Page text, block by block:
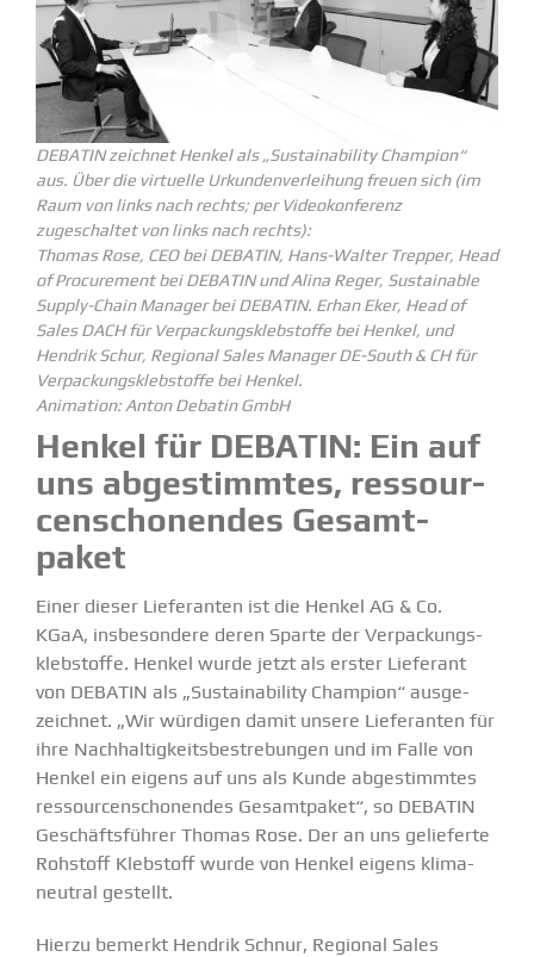
DEBATIN zeichnet Henkel als „Sustaina­bility Champion“
aus. Über die virtuelle Urkun­den­ver­leihung freuen sich (im
Raum von links nach rechts; per Video­kon­ferenz
zugeschaltet von links nach rechts):
Thomas Rose, CEO bei DEBATIN, Hans-Walter Trepper, Head
of Procu­rement bei DEBATIN und Alina Reger, Sustainable
Supply-Chain Manager bei DEBATIN. Erhan Eker, Head of
Sales DACH für Verpa­ckungs­kleb­stoffe bei Henkel, und
Hendrik Schur, Regional Sales Manager DE-South & CH für
Verpa­ckungs­kleb­stoffe bei Henkel.
Animation: Anton Debatin GmbH
Henkel für DEBATIN: Ein auf
uns abgestimmtes, ressour­
cen­scho­nendes Gesamt­
paket
Einer dieser Liefe­ranten ist die Henkel AG & Co.
KGaA, insbe­sondere deren Sparte der Verpa­ckungs­
kleb­stoffe. Henkel wurde jetzt als erster Lieferant
von DEBATIN als „Sustaina­bility Champion“ ausge­
zeichnet. „Wir würdigen damit unsere Liefe­ranten für
ihre Nachhal­tig­keits­be­stre­bungen und im Falle von
Henkel ein eigens auf uns als Kunde abgestimmtes
ressour­cen­scho­nendes Gesamt­paket“, so DEBATIN
Geschäfts­führer Thomas Rose. Der an uns gelie­ferte
Rohstoff Klebstoff wurde von Henkel eigens klima­
neutral gestellt.
Hierzu bemerkt Hendrik Schnur, Regional Sales